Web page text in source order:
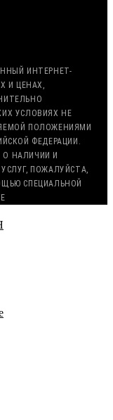
ИНТЕРНЕТ-
И ЦЕНАХ,
УСЛОВИЯХ НЕ
ПОЛОЖЕНИЯМИ
ФЕДЕРАЦИИ.
НАЛИЧИИ И
ПОЖАЛУЙСТА,
СПЕЦИАЛЬНОЙ